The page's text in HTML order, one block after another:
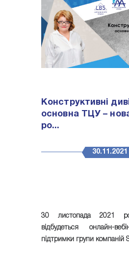
Конструктивні
основна ТЦУ –
ро...
30.11.2021
30 листопада 2021
відбудеться онлайн-
підтримки групи компаній